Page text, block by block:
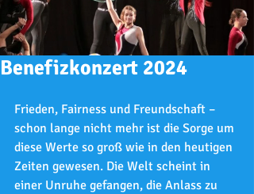
Benefizkonzert 2024
Frieden, Fairness und Freundschaft –
schon lange nicht mehr ist die Sorge um
diese Werte so groß wie in den heutigen
Zeiten gewesen. Die Welt scheint in
einer Unruhe gefangen, die Anlass zu